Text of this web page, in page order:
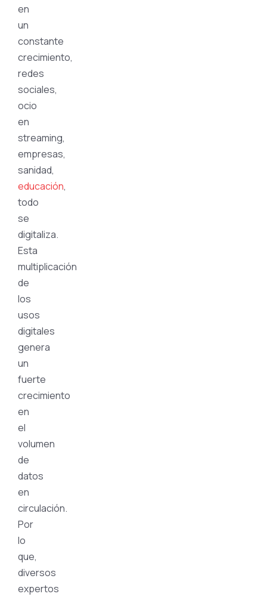
en
un
constante
crecimiento,
redes
sociales,
ocio
en
streaming,
empresas,
sanidad,
educación,
todo
se
digitaliza.
Esta
multiplicación
de
los
usos
digitales
genera
un
fuerte
crecimiento
en
el
volumen
de
datos
en
circulación.
Por
lo
que,
diversos
expertos